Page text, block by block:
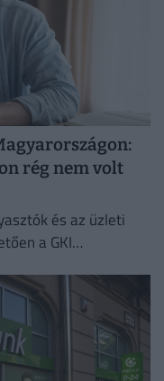
rég nem volt
és az üzleti
a GKI